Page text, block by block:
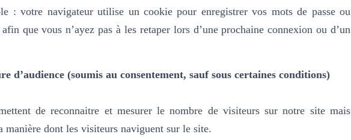
: votre navigateur utilise un cookie pour enregistrer vos mots de passe ou
que vous n’ayez pas à les retaper lors d’une prochaine connexion ou d’un
d’audience (soumis au consentement, sauf sous certaines conditions)
de reconnaitre et mesurer le nombre de visiteurs sur notre site mais
manière dont les visiteurs naviguent sur le site.